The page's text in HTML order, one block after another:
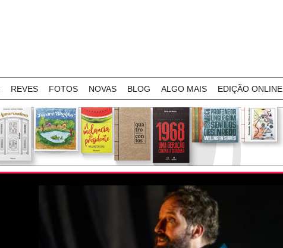
REVES FOTOS NOVAS BLOG ALGO MAIS EDIÇÃO ONLINE